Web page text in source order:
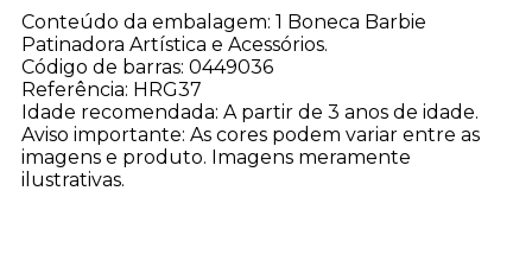
Conteúdo da embalagem: 1 Boneca Barbie
Patinadora Artística e Acessórios.
Código de barras: 0449036
Referência: HRG37
Idade recomendada: A partir de 3 anos de idade.
Aviso importante: As cores podem variar entre as
imagens e produto. Imagens meramente
ilustrativas.